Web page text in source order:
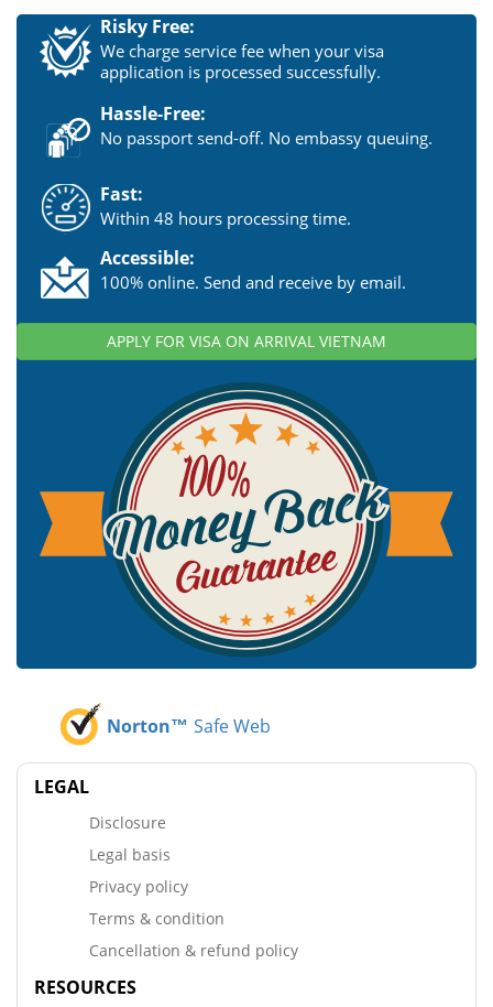
Risky Free:
We charge service fee when your visa
application is processed successfully.
Hassle-Free:
No passport send-off. No embassy queuing.
Fast:
Within 48 hours processing time.
Accessible:
100% online. Send and receive by email.
APPLY FOR VISA ON ARRIVAL VIETNAM
Norton™ Safe Web
LEGAL
Disclosure
Legal basis
Privacy policy
Terms & condition
Cancellation & refund policy
RESOURCES